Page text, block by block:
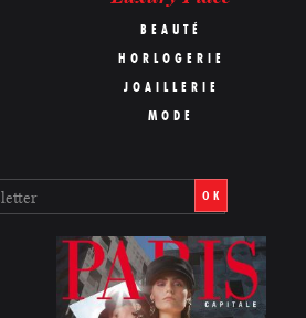
BEAUTÉ
HORLOGERIE
JOAILLERIE
MODE
OK